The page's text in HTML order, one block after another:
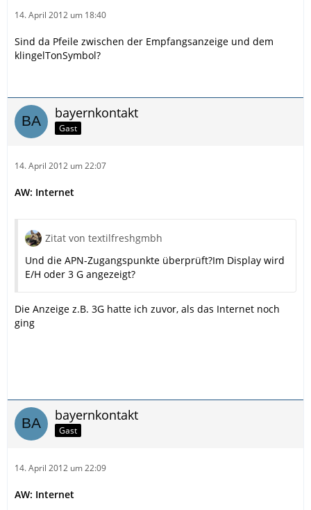
14. April 2012 um 18:40
Sind da Pfeile zwischen der Empfangsanzeige und dem
klingelTonSymbol?
bayernkontakt
Gast
14. April 2012 um 22:07
AW: Internet
Zitat von textilfreshgmbh
Und die APN-Zugangspunkte überprüft?Im Display wird
E/H oder 3 G angezeigt?
Die Anzeige z.B. 3G hatte ich zuvor, als das Internet noch
ging
bayernkontakt
Gast
14. April 2012 um 22:09
AW: Internet